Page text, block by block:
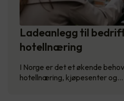
Ladeanlegg til
hotellnæring
I Norge er det et økende
hotellnæring, kjøpesenter og…